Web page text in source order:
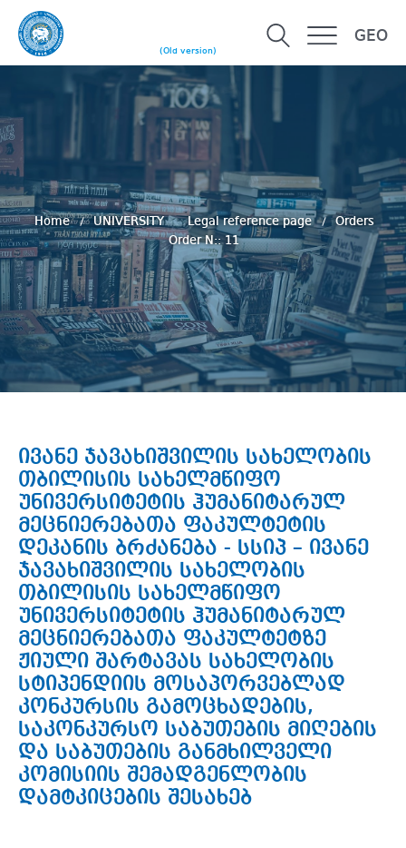
(Old version)
GEO
Home UNIVERSITY Legal reference page
Orders
Order N:: 11
ივანე ჯავახიშვილის სახელობის
თბილისის სახელმწიფო
უნივერსიტეტის ჰუმანიტარულ
მეცნიერებათა ფაკულტეტის
დეკანის ბრძანება - სსიპ – ივანე
ჯავახიშვილის სახელობის
თბილისის სახელმწიფო
უნივერსიტეტის ჰუმანიტარულ
მეცნიერებათა ფაკულტეტზე
ჟიული შარტავას სახელობის
სტიპენდიის მოსაპორვებლად
კონკურსის გამოცხადების,
საკონკურსო საბუთების მიღების
და საბუთების განმხილველი
კომისიის შემადგენლობის
დამტკიცების შესახებ